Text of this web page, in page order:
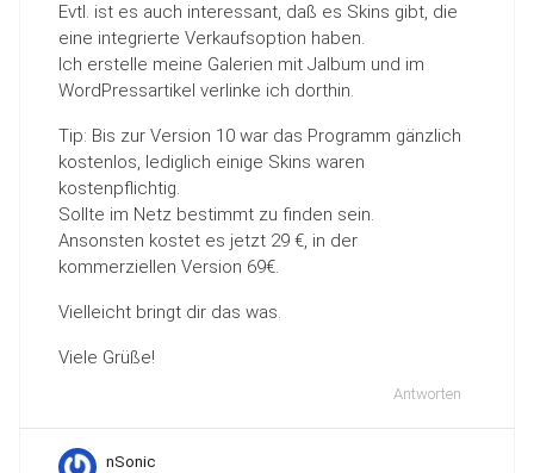
Evtl. ist es auch interessant, daß es Skins gibt, die
eine integrierte Verkaufsoption haben.
Ich erstelle meine Galerien mit Jalbum und im
WordPressartikel verlinke ich dorthin.
Tip: Bis zur Version 10 war das Programm gänzlich
kostenlos, lediglich einige Skins waren
kostenpflichtig.
Sollte im Netz bestimmt zu finden sein.
Ansonsten kostet es jetzt 29 €, in der
kommerziellen Version 69€.
Vielleicht bringt dir das was.
Viele Grüße!
Antworten
nSonic